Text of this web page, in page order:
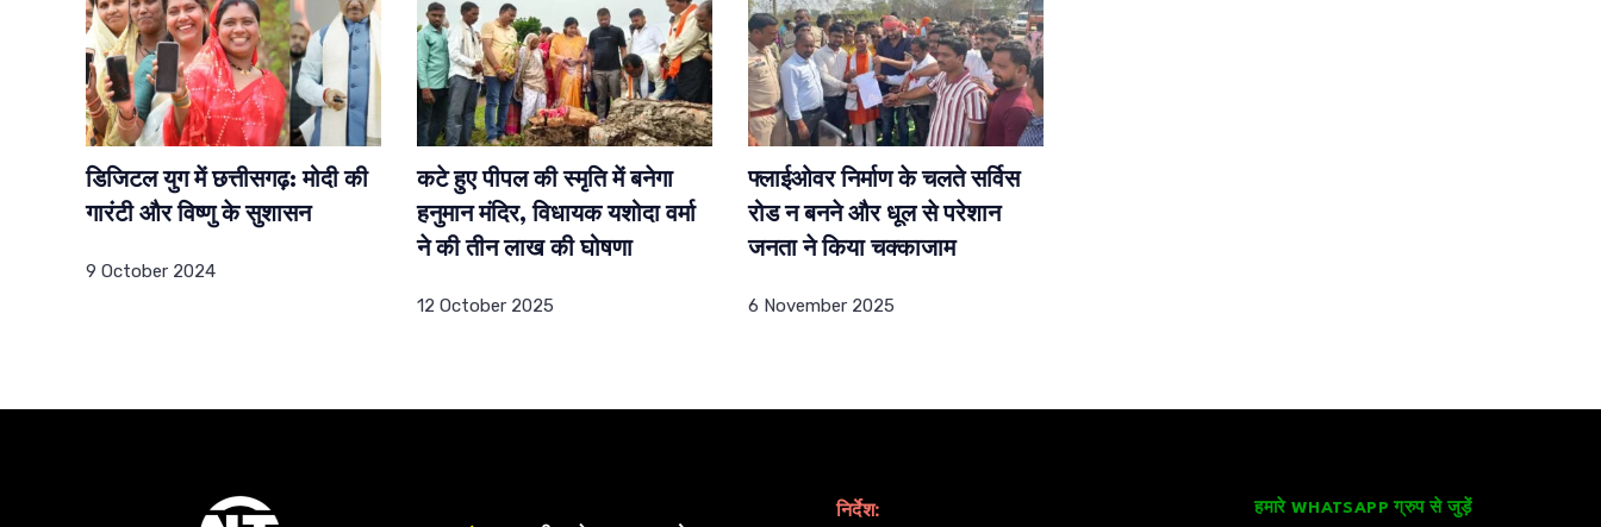
डिजिटल युग में छत्तीसगढ़: मोदी की
गारंटी और विष्णु के सुशासन
9 October 2024
कटे हुए पीपल की स्मृति में बनेगा
हनुमान मंदिर, विधायक यशोदा वर्मा
ने की तीन लाख की घोषणा
12 October 2025
फ्लाईओवर निर्माण के चलते सर्विस
रोड न बनने और धूल से परेशान
जनता ने किया चक्काजाम
6 November 2025
निर्देश: हमारे WHATSAPP ग्रुप से जुड़ें